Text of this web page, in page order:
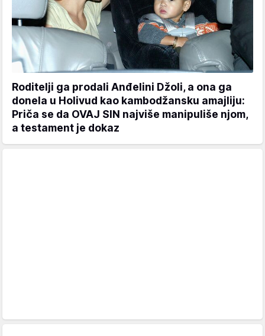
Roditelji ga prodali Anđelini Džoli, a ona ga
donela u Holivud kao kambodžansku amajliju:
Priča se da OVAJ SIN najviše manipuliše njom,
a testament je dokaz